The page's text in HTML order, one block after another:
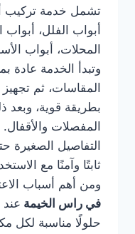
تشمل خدمة تركيب
أبواب الفلل، أبواب
المحلات، أبواب
وتبدأ الخدمة عادة
المقاسات، ثم تجهيز
بطريقة قوية، وبعد
المفصلات
التفاصيل الصغيرة
ثابتًا وآمنًا مع
ومن أهم أسباب
في راس الخيمة عند
حلولًا مناسبة لكل